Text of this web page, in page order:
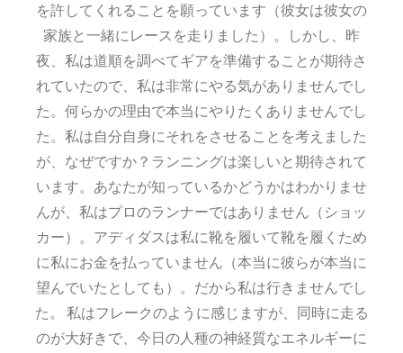
を許してくれることを願っています（彼女は彼女の
家族と一緒にレースを走りました）。しかし、昨
夜、私は道順を調べてギアを準備することが期待さ
れていたので、私は非常にやる気がありませんでし
た。何らかの理由で本当にやりたくありませんでし
た。私は自分自身にそれをさせることを考えました
が、なぜですか？ランニングは楽しいと期待されて
います。あなたが知っているかどうかはわかりませ
んが、私はプロのランナーではありません（ショッ
カー）。アディダスは私に靴を履いて靴を履くため
に私にお金を払っていません（本当に彼らが本当に
望んでいたとしても）。だから私は行きませんでし
た。 私はフレークのように感じますが、同時に走る
のが大好きで、今日の人種の神経質なエネルギーに